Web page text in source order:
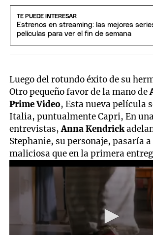
TE PUEDE INTERESAR
Estrenos en streaming: las mejores
películas para ver el fin de semana
Luego del rotundo éxito de su
Otro pequeño favor de la mano de
Prime Video, Esta nueva película
Italia, puntualmente Capri, En
entrevistas,Anna Kendrick
Stephanie, su personaje, pasaría a
maliciosa que en la primera